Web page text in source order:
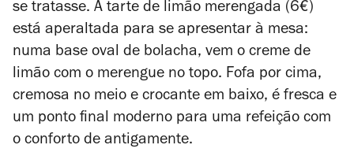
se tratasse. A tarte de limão merengada (6€)
está aperaltada para se apresentar à mesa:
numa base oval de bolacha, vem o creme de
limão com o merengue no topo. Fofa por cima,
cremosa no meio e crocante em baixo, é fresca e
um ponto final moderno para uma refeição com
o conforto de antigamente.